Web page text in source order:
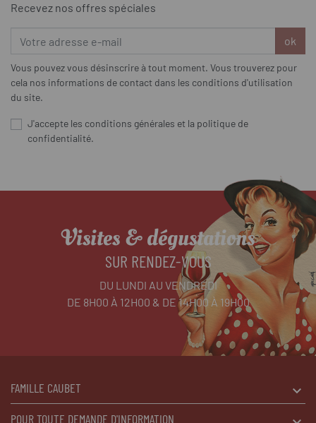
Recevez nos offres spéciales
ok
Vous pouvez vous désinscrire à tout moment. Vous trouverez pour
cela nos informations de contact dans les conditions d'utilisation
du site.
J'accepte les conditions générales et la politique de
confidentialité.
Visites & dégustations
SUR RENDEZ-VOUS
DU LUNDI AU VENDREDI
DE 8H00 À 12H00 & DE 14H00 À 19H00
FAMILLE CAUBET
POUR TOUTE DEMANDE D'INFORMATION